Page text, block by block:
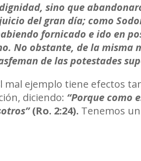
sino que
del gran día; como
fornicado e ido en
No obstante, de la misma
de las potestades
mal ejemplo tiene efectos
diciendo: “Porque como
(Ro. 2:24). Tenemos